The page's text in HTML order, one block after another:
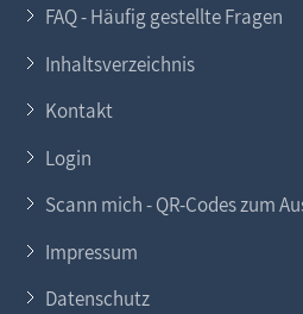
FAQ - Häufig gestellte Fragen
Inhaltsverzeichnis
Kontakt
Login
Scann mich - QR-Codes zum
Impressum
Datenschutz